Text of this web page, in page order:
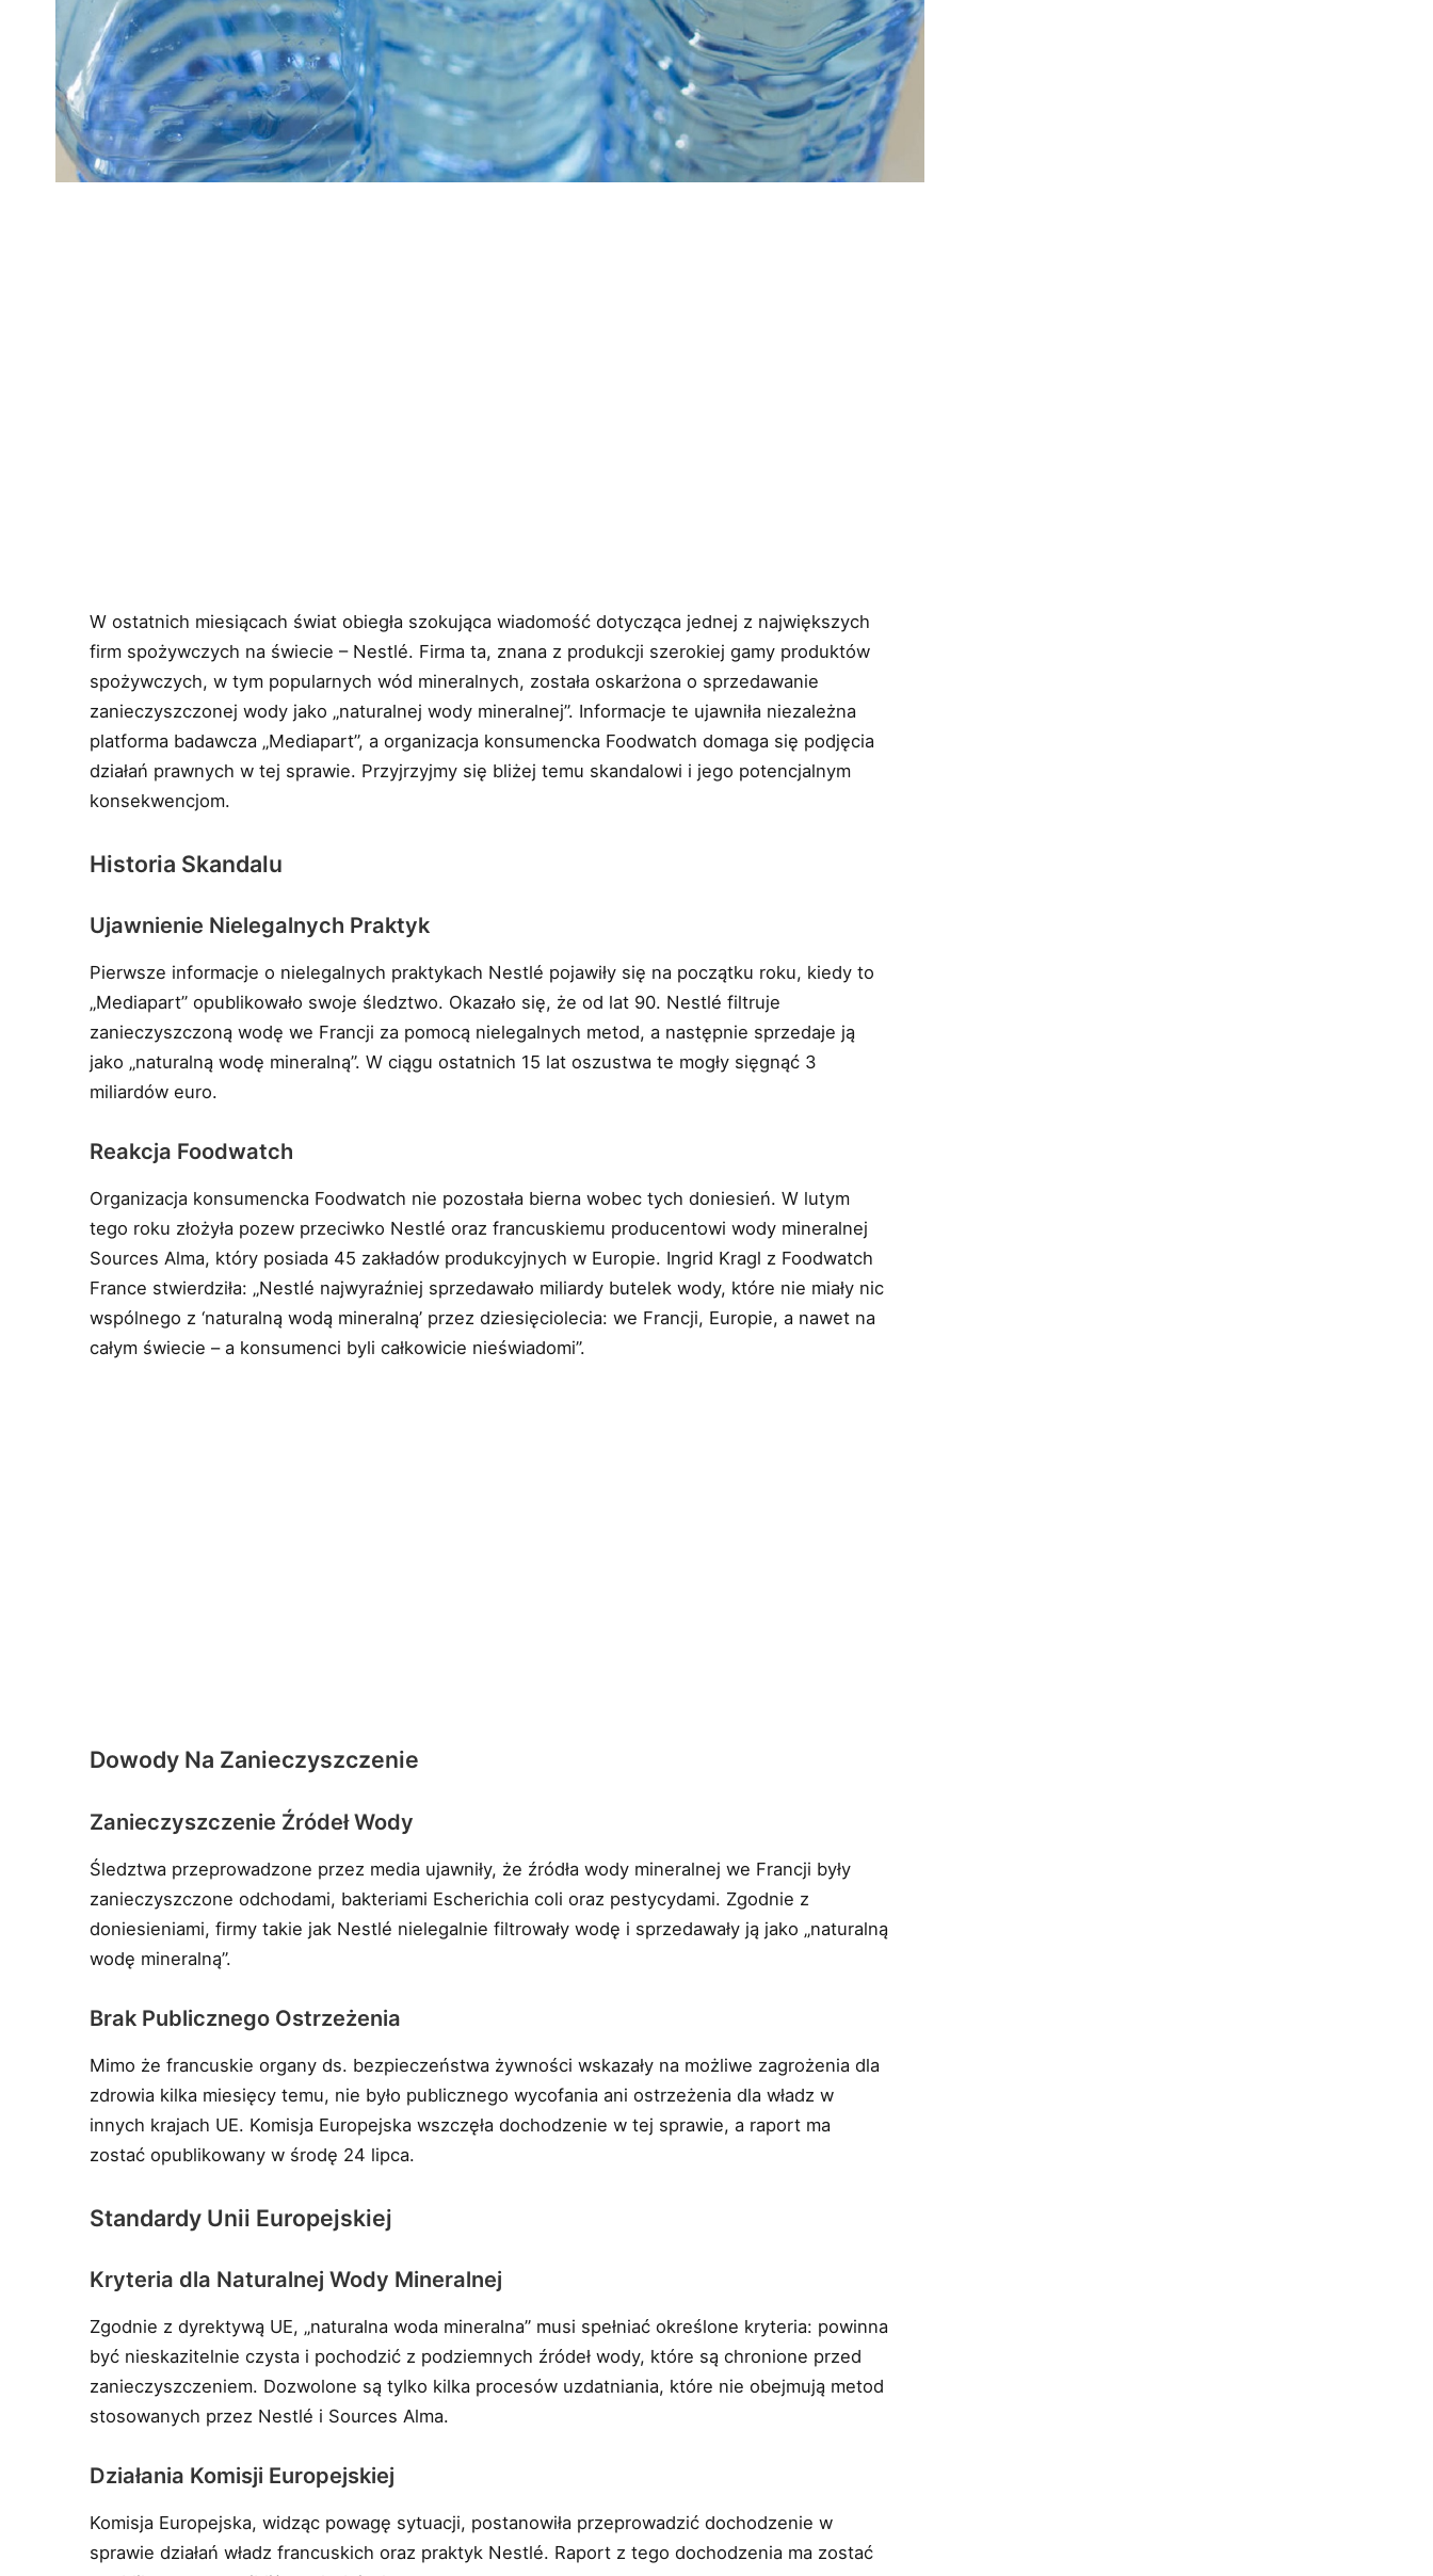
W ostatnich miesiącach świat obiegła szokująca wiadomość dotycząca jednej z największych
firm spożywczych na świecie – Nestlé. Firma ta, znana z produkcji szerokiej gamy produktów
spożywczych, w tym popularnych wód mineralnych, została oskarżona o sprzedawanie
zanieczyszczonej wody jako „naturalnej wody mineralnej”. Informacje te ujawniła niezależna
platforma badawcza „Mediapart”, a organizacja konsumencka Foodwatch domaga się podjęcia
działań prawnych w tej sprawie. Przyjrzyjmy się bliżej temu skandalowi i jego potencjalnym
konsekwencjom.
Historia Skandalu
Ujawnienie Nielegalnych Praktyk
Pierwsze informacje o nielegalnych praktykach Nestlé pojawiły się na początku roku, kiedy to
„Mediapart” opublikowało swoje śledztwo. Okazało się, że od lat 90. Nestlé filtruje
zanieczyszczoną wodę we Francji za pomocą nielegalnych metod, a następnie sprzedaje ją
jako „naturalną wodę mineralną”. W ciągu ostatnich 15 lat oszustwa te mogły sięgnąć 3
miliardów euro.
Reakcja Foodwatch
Organizacja konsumencka Foodwatch nie pozostała bierna wobec tych doniesień. W lutym
tego roku złożyła pozew przeciwko Nestlé oraz francuskiemu producentowi wody mineralnej
Sources Alma, który posiada 45 zakładów produkcyjnych w Europie. Ingrid Kragl z Foodwatch
France stwierdziła: „Nestlé najwyraźniej sprzedawało miliardy butelek wody, które nie miały nic
wspólnego z ‘naturalną wodą mineralną’ przez dziesięciolecia: we Francji, Europie, a nawet na
całym świecie – a konsumenci byli całkowicie nieświadomi”.
Dowody Na Zanieczyszczenie
Zanieczyszczenie Źródeł Wody
Śledztwa przeprowadzone przez media ujawniły, że źródła wody mineralnej we Francji były
zanieczyszczone odchodami, bakteriami Escherichia coli oraz pestycydami. Zgodnie z
doniesieniami, firmy takie jak Nestlé nielegalnie filtrowały wodę i sprzedawały ją jako „naturalną
wodę mineralną”.
Brak Publicznego Ostrzeżenia
Mimo że francuskie organy ds. bezpieczeństwa żywności wskazały na możliwe zagrożenia dla
zdrowia kilka miesięcy temu, nie było publicznego wycofania ani ostrzeżenia dla władz w
innych krajach UE. Komisja Europejska wszczęła dochodzenie w tej sprawie, a raport ma
zostać opublikowany w środę 24 lipca.
Standardy Unii Europejskiej
Kryteria dla Naturalnej Wody Mineralnej
Zgodnie z dyrektywą UE, „naturalna woda mineralna” musi spełniać określone kryteria: powinna
być nieskazitelnie czysta i pochodzić z podziemnych źródeł wody, które są chronione przed
zanieczyszczeniem. Dozwolone są tylko kilka procesów uzdatniania, które nie obejmują metod
stosowanych przez Nestlé i Sources Alma.
Działania Komisji Europejskiej
Komisja Europejska, widząc powagę sytuacji, postanowiła przeprowadzić dochodzenie w
sprawie działań władz francuskich oraz praktyk Nestlé. Raport z tego dochodzenia ma zostać